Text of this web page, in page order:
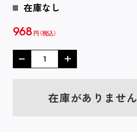
在庫なし
968 円
在庫がありません